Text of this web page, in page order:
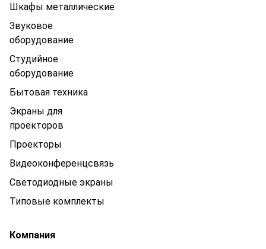
Шкафы металлические
Звуковое
оборудование
Студийное
оборудование
Бытовая техника
Экраны для
проекторов
Проекторы
Видеоконференцсвязь
Светодиодные экраны
Типовые комплекты
Компания